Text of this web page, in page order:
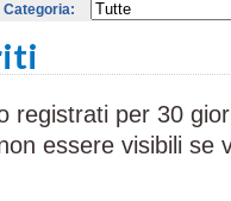
Categoria:
registrati per 30
essere visibili se